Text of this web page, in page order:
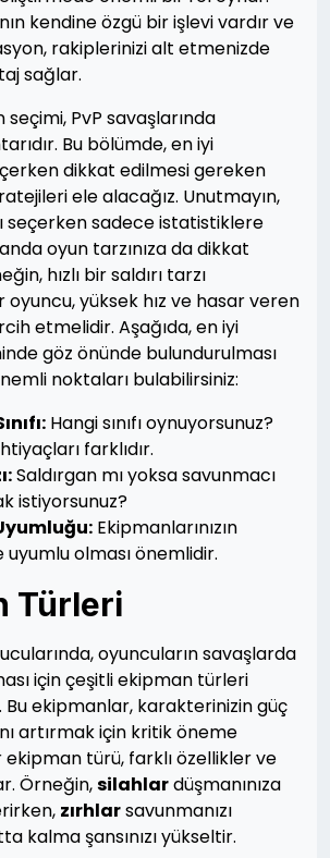
kendine özgü bir işlevi vardır ve
rakiplerinizi alt etmenizde
sağlar.
PvP savaşlarında
Bu bölümde, en iyi
dikkat edilmesi gereken
ele alacağız. Unutmayın,
seçerken sadece istatistiklere
oyun tarzınıza da dikkat
hızlı bir saldırı tarzı
yüksek hız ve hasar veren
etmelidir. Aşağıda, en iyi
göz önünde bulundurulması
noktaları bulabilirsiniz:
Hangi sınıfı oynuyorsunuz?
farklıdır.
Saldırgan mı yoksa savunmacı
istiyorsunuz?
Ekipmanlarınızın
olması önemlidir.
Türleri
oyuncuların savaşlarda
için çeşitli ekipman türleri
Bu ekipmanlar, karakterinizin güç
artırmak için kritik öneme
türü, farklı özellikler ve
Örneğin,silahlardüşmanınıza
zırhlarsavunmanızı
kalma şansınızı yükseltir.